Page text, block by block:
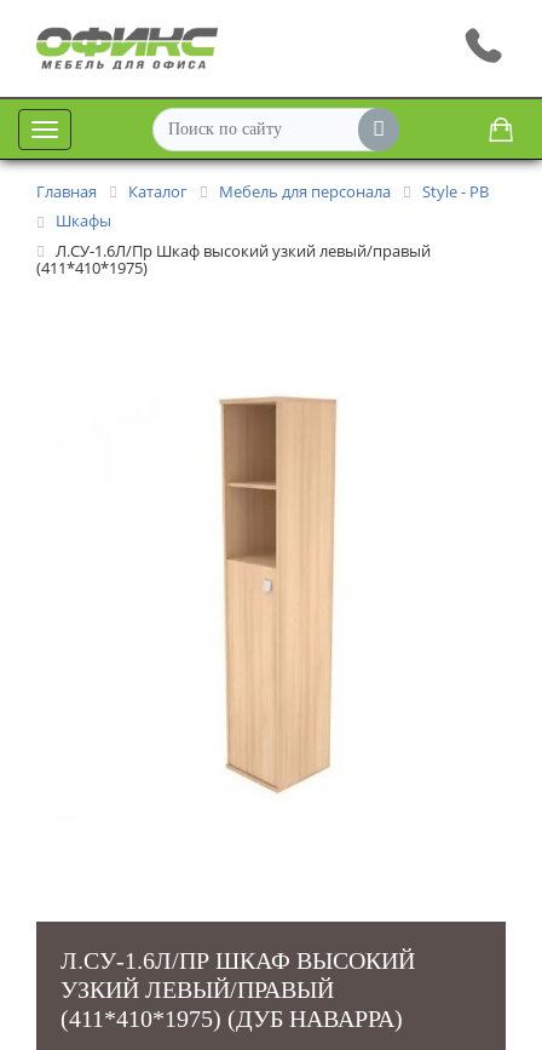
Меню
Главная Каталог Мебель для персонала
Style - РВ
Шкафы
Л.СУ-1.6Л/Пр Шкаф высокий узкий левый/правый
(411*410*1975)
Л.СУ-1.6Л/ПР ШКАФ ВЫСОКИЙ
УЗКИЙ ЛЕВЫЙ/ПРАВЫЙ
(411*410*1975) (ДУБ НАВАРРА)